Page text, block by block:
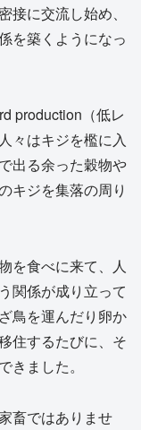
に交流し始め、
を築くようになっ
production（低レ
々はキジを檻に入
出る余った穀物や
キジを集落の周り
を食べに来て、人
関係が成り立って
鳥を運んだり卵か
住するたびに、そ
ました。
畜ではありませ